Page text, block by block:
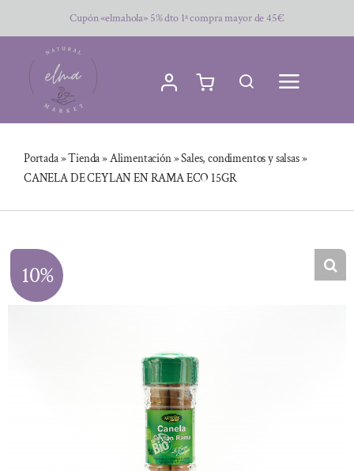
al
contenido
Cupón «elmahola» 5% dto 1ª compra mayor de 45€
Portada»Tienda»Alimentación»Sales, condimentos y salsas»
CANELA DE CEYLAN EN RAMA ECO 15GR
10%